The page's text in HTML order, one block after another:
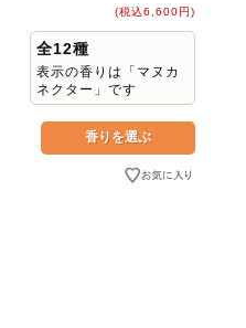
(税込6,600円)
全12種
表示の香りは「マヌカ
ネクター」です